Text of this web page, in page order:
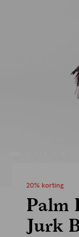
20% korting
Palm
Jurk